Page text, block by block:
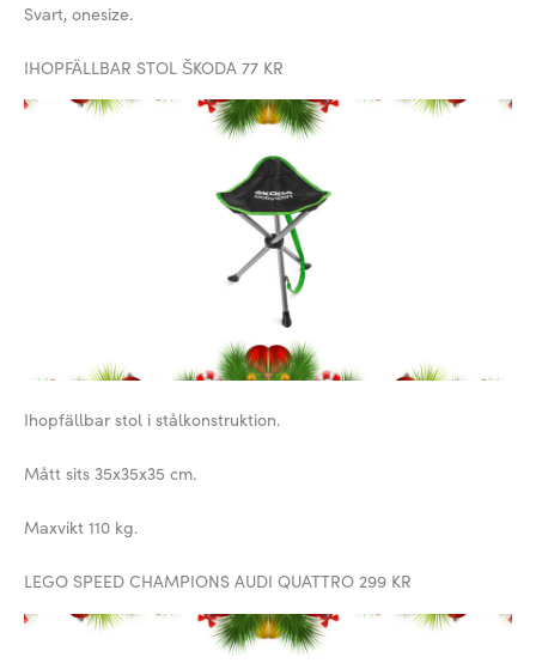
Svart, onesize.
IHOPFÄLLBAR STOL ŠKODA 77 KR
Ihopfällbar stol i stålkonstruktion.
Mått sits 35x35x35 cm.
Maxvikt 110 kg.
LEGO SPEED CHAMPIONS AUDI QUATTRO 299 KR